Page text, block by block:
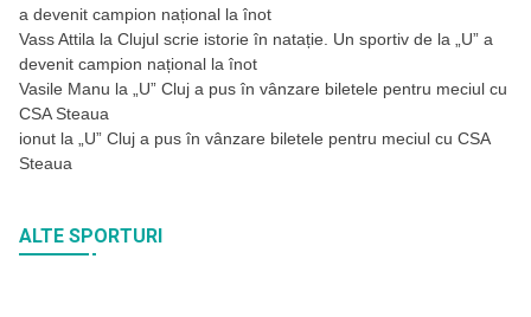
a devenit campion național la înot
Vass Attila la Clujul scrie istorie în natație. Un sportiv de la „U” a
devenit campion național la înot
Vasile Manu la
„U” Cluj a pus în vânzare biletele pentru meciul cu
CSA Steaua
ionut la
„U” Cluj a pus în vânzare biletele pentru meciul cu CSA
Steaua
ALTE SPORTURI